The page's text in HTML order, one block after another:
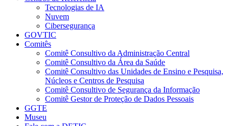
Tecnologias de IA
Nuvem
Cibersegurança
GOVTIC
Comitês
Comitê Consultivo da Administração Central
Comitê Consultivo da Área da Saúde
Comitê Consultivo das Unidades de Ensino e Pesquisa,
Núcleos e Centros de Pesquisa
Comitê Consultivo de Segurança da Informação
Comitê Gestor de Proteção de Dados Pessoais
GGTE
Museu